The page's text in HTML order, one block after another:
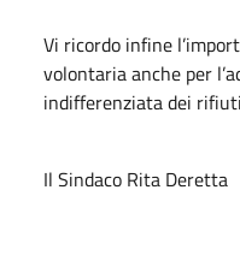
Vi ricordo infine
volontaria anche per
indifferenziata dei
Il Sindaco Rita Deretta